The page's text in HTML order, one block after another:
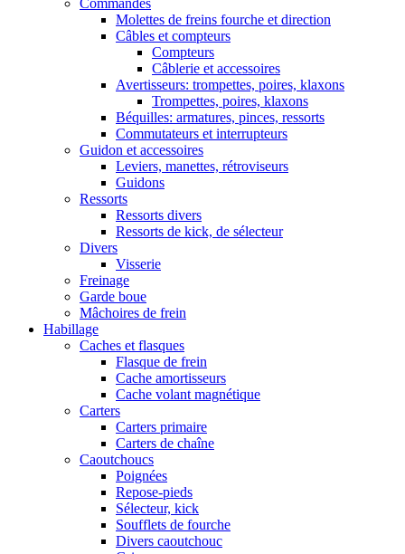
Commandes
Molettes de freins fourche et direction
Câbles et compteurs
Compteurs
Câblerie et accessoires
Avertisseurs: trompettes, poires, klaxons
Trompettes, poires, klaxons
Béquilles: armatures, pinces, ressorts
Commutateurs et interrupteurs
Guidon et accessoires
Leviers, manettes, rétroviseurs
Guidons
Ressorts
Ressorts divers
Ressorts de kick, de sélecteur
Divers
Visserie
Freinage
Garde boue
Mâchoires de frein
Habillage
Caches et flasques
Flasque de frein
Cache amortisseurs
Cache volant magnétique
Carters
Carters primaire
Carters de chaîne
Caoutchoucs
Poignées
Repose-pieds
Sélecteur, kick
Soufflets de fourche
Divers caoutchouc